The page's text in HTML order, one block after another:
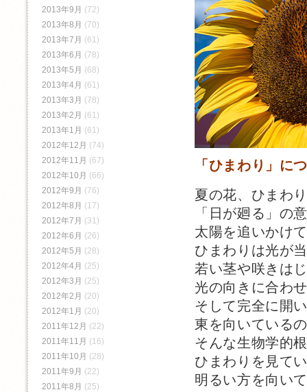
「ひまわり」に
夏の花、ひまわ
「日が廻る」の
太陽を追いかけ
ひまわりは光が
若い茎や咲きは
光の向きに合わ
そして完全に開
東を向いている
そんな生物学的
ひまわりを見て
明るい方を向い
2013年9月 (72)
2013年8月 (70)
2013年7月 (61)
2013年6月 (78)
2013年5月 (68)
2013年4月 (61)
2013年3月 (78)
2013年2月 (61)
2013年1月 (61)
2012年12月 (74)
2012年11月 (67)
2012年10月 (66)
2012年9月 (76)
2012年8月 (17)
2012年7月 (31)
2012年6月 (26)
2012年5月 (28)
2012年4月 (25)
2012年3月 (25)
2012年2月 (20)
2012年1月 (20)
2011年12月 (22)
2011年11月 (16)
2011年10月 (28)
2011年9月 (22)
2011年8月 (25)